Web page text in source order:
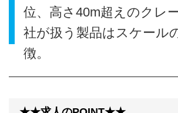
位、高さ40m超えのクレ
社が扱う製品はスケール
徴。